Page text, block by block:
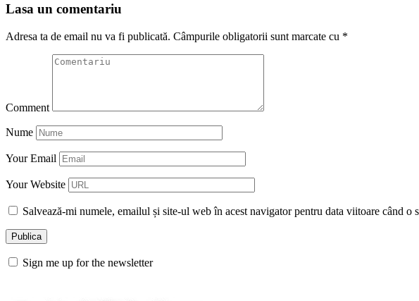
Lasa un comentariu
Adresa ta de email nu va fi publicată. Câmpurile obligatorii sunt marcate cu *
Comment
Nume
Your Email
Your Website
Salvează-mi numele, emailul și site-ul web în acest navigator pentru data viitoare când o
Sign me up for the newsletter